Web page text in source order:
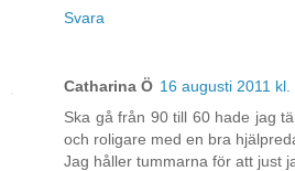
Svara
Catharina Ö 16 augusti 2011 kl.
Ska gå från 90 till 60 hade jag
och roligare med en bra
Jag håller tummarna för att just